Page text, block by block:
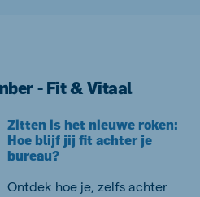
- Fit & Vitaal
Zitten is het nieuwe roken:
Hoe blijf jij fit achter je
bureau?
Ontdek hoe je, zelfs achter